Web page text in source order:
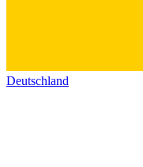
Deutschland